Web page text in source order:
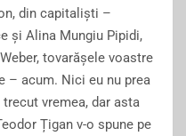
din capitaliști –
și Alina Mungiu Pipidi,
tovarășele voastre
– acum. Nici eu nu prea
vremea, dar asta
Țigan v-o spune pe